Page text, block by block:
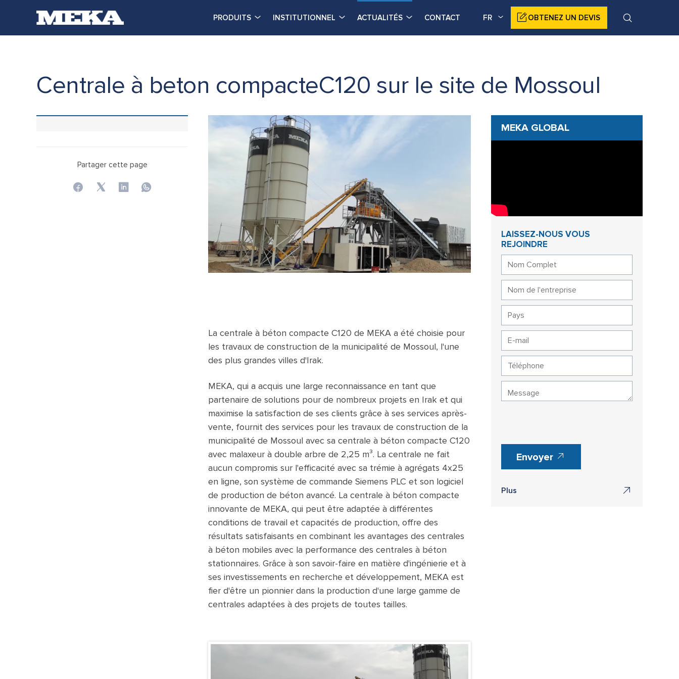
OBTENEZ UN DEVIS
FR
PRODUITS INSTITUTIONNEL ACTUALITÉS CONTACT
Centrale à beton compacteC120 sur le site de Mossoul
La centrale à béton compacte C120 de MEKA a été choisie pour
les travaux de construction de la municipalité de Mossoul, l'une
des plus grandes villes d'Irak.
MEKA, qui a acquis une large reconnaissance en tant que
partenaire de solutions pour de nombreux projets en Irak et qui
maximise la satisfaction de ses clients grâce à ses services après-
vente, fournit des services pour les travaux de construction de la
municipalité de Mossoul avec sa centrale à béton compacte C120
avec malaxeur à double arbre de 2,25 m³. La centrale ne fait
aucun compromis sur l'efficacité avec sa trémie à agrégats 4x25
en ligne, son système de commande Siemens PLC et son logiciel
de production de béton avancé. La centrale à béton compacte
innovante de MEKA, qui peut être adaptée à différentes
conditions de travail et capacités de production, offre des
résultats satisfaisants en combinant les avantages des centrales
à béton mobiles avec la performance des centrales à béton
stationnaires. Grâce à son savoir-faire en matière d'ingénierie et à
ses investissements en recherche et développement, MEKA est
fier d'être un pionnier dans la production d'une large gamme de
centrales adaptées à des projets de toutes tailles.
Partager cette page
MEKA GLOBAL
LAISSEZ-NOUS VOUS
REJOINDRE
Envoyer
Plus